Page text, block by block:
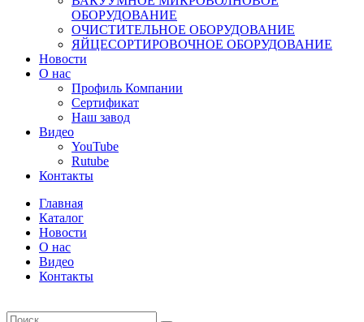
ОБОРУДОВАНИЕ
ОЧИСТИТЕЛЬНОЕ ОБОРУДОВАНИЕ
ЯЙЦЕСОРТИРОВОЧНОЕ ОБОРУДОВАНИЕ
Новости
О нас
Профиль Компании
Сертификат
Наш завод
Видео
YouTube
Rutube
Контакты
Главная
Каталог
Новости
О нас
Видео
Контакты